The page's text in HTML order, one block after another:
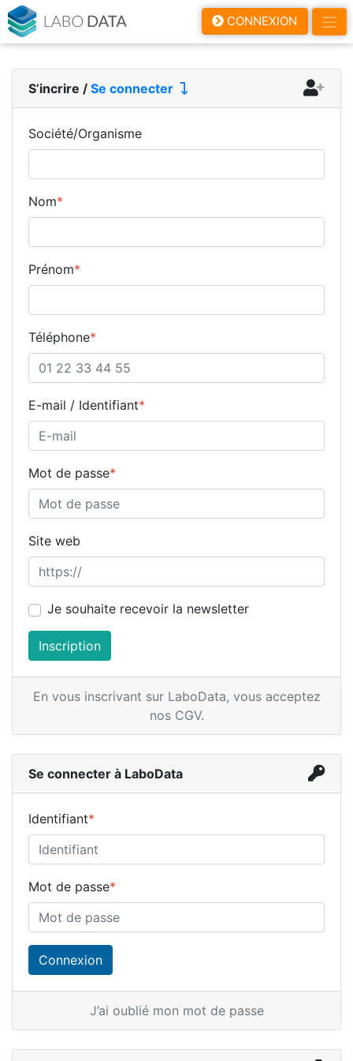
CONNEXION
S’incrire / Se connecter
Société/Organisme
Nom*
Prénom*
Téléphone*
E-mail / Identifiant*
Mot de passe*
Site web
Je souhaite recevoir la newsletter
Inscription
En vous inscrivant sur LaboData, vous acceptez
nos CGV.
Se connecter à LaboData
Identifiant*
Mot de passe*
J’ai oublié mon mot de passe